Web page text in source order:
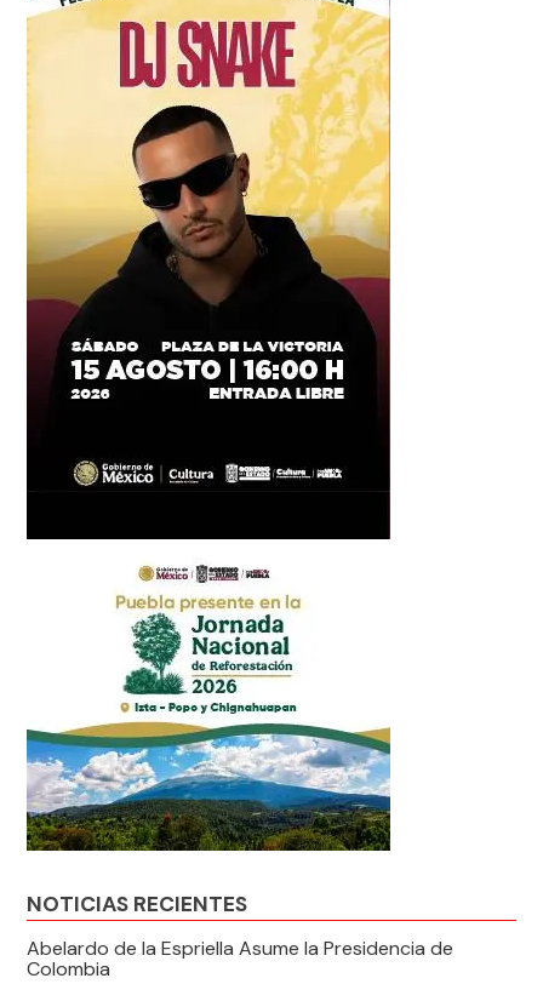
NOTICIAS RECIENTES
Abelardo de la Espriella Asume la Presidencia de
Colombia